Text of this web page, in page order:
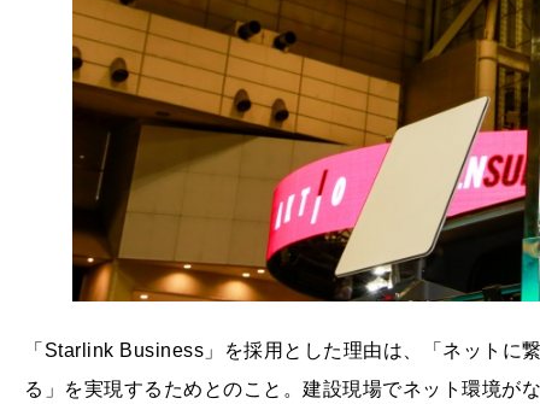
「Starlink Business」を採用とした理由は、「ネットに
る」を実現するためとのこと。建設現場でネット環境が